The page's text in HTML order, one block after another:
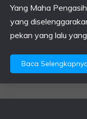
Yang Maha
yang
pekan yang lalu
Baca